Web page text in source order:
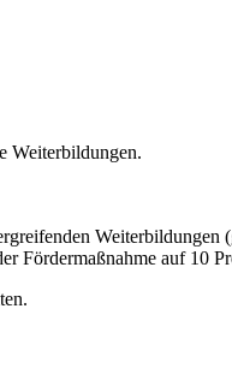
Weiterbildungen.
Weiterbildungen
Fördermaßnahme auf 10